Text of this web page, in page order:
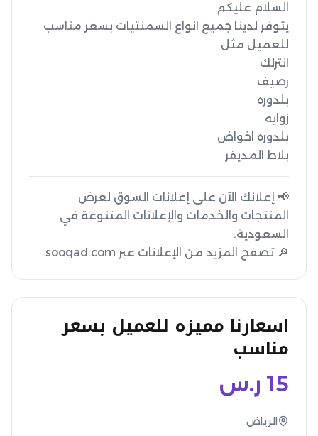
بلاط المديفر
📢 إعلانك الآن على إعلانات السوق لعرض
المنتجات والخدمات والإعلانات المتنوعة في
🔎 تصفح المزيد من الإعلانات عبر sooqad.com
اسعارنا مميزه للعميل بسعر
مناسب
15 ر.س
الرياض